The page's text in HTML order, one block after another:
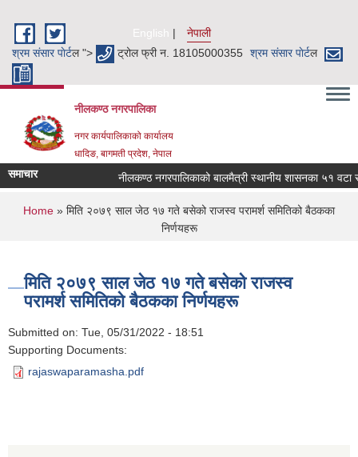
English
नेपाली
श्रम संसार पाेर्टल "> ट्रोल फ्री न. 18105000355 श्रम संसार पाेर्टल
नीलकण्ठ नगरपालिका
नगर कार्यपालिकाको कार्यालय
धादिङ, बागमती प्रदेश, नेपाल
समाचार नीलकण्ठ नगरपालिकाको बालमैत्री स्थानीय शासनका ५१ वटा
You are here
Home » मिति २०७९ साल जेठ १७ गते बसेको राजस्व परामर्श समितिको बैठकका
निर्णयहरू
मिति २०७९ साल जेठ १७ गते बसेको राजस्व
परामर्श समितिको बैठकका निर्णयहरू
Submitted on: Tue, 05/31/2022 - 18:51
Supporting Documents:
rajaswaparamasha.pdf